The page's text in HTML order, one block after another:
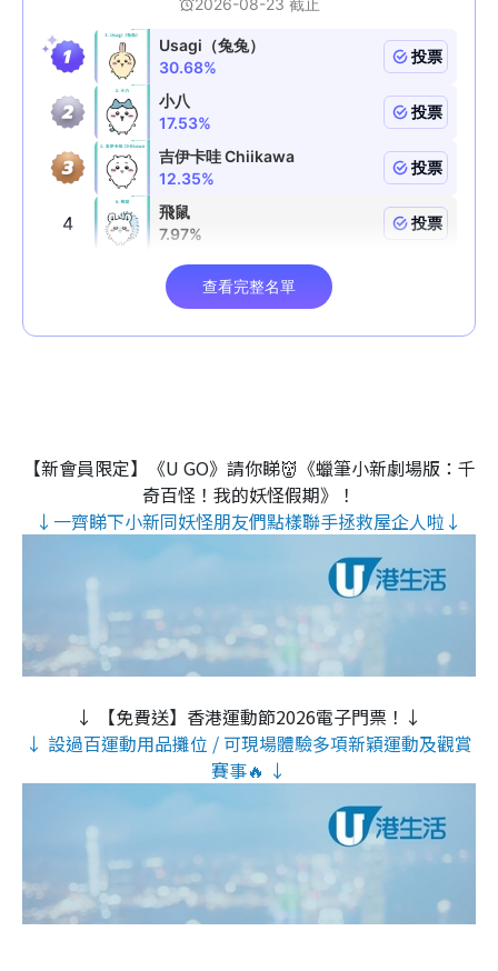
【新會員限定】《U GO》請你睇👹《蠟筆小新劇場版：千
奇百怪！我的妖怪假期》！
↓一齊睇下小新同妖怪朋友們點樣聯手拯救屋企人啦↓
↓ 【免費送】香港運動節2026電子門票！↓
↓ 設過百運動用品攤位 / 可現場體驗多項新穎運動及觀賞
賽事🔥 ↓